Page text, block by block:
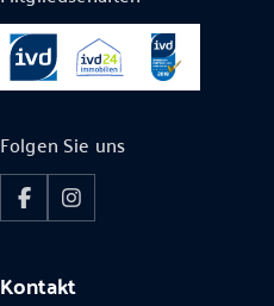
Folgen Sie uns
FacebookInstagram
Kontakt